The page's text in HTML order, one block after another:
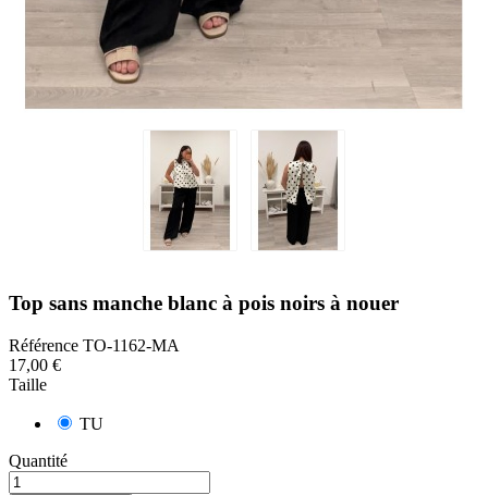
Top sans manche blanc à pois noirs à nouer
Référence TO-1162-MA
17,00 €
Taille
TU
Quantité